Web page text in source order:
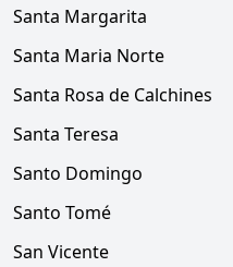
Santa Margarita
Santa Maria Norte
Santa Rosa de Calchines
Santa Teresa
Santo Domingo
Santo Tomé
San Vicente